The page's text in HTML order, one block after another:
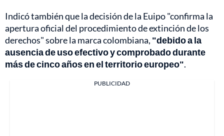
Indicó también que la decisión de la Euipo "confirma la
apertura oficial del procedimiento de extinción de los
derechos" sobre la marca colombiana, "debido a la
ausencia de uso efectivo y comprobado durante
más de cinco años en el territorio europeo".
PUBLICIDAD